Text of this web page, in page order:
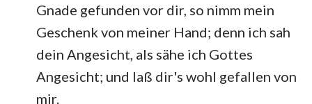
Gnade gefunden vor dir, so nimm mein
Geschenk von meiner Hand; denn ich sah
dein Angesicht, als sähe ich Gottes
Angesicht; und laß dir's wohl gefallen von
mir.